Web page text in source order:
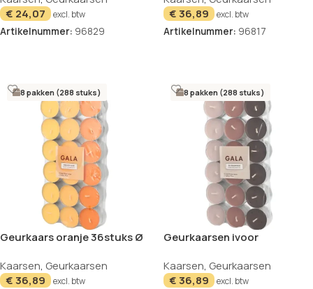
€ 24,07 excl. btw
Artikelnummer: 96829
€36,89 excl. btw
Artikelnummer: 96817
8 pakken (288 stuks)
Geurkaars oranje 36stuks Ø
Ton in Ton GALA
Kaarsen, Geurkaarsen
€36,89 excl. btw
8 pakken (288 stuks)
Geurkaarsen ivoor
Ton in Ton GALA
Kaarsen, Geurkaarsen
€36,89 excl. btw